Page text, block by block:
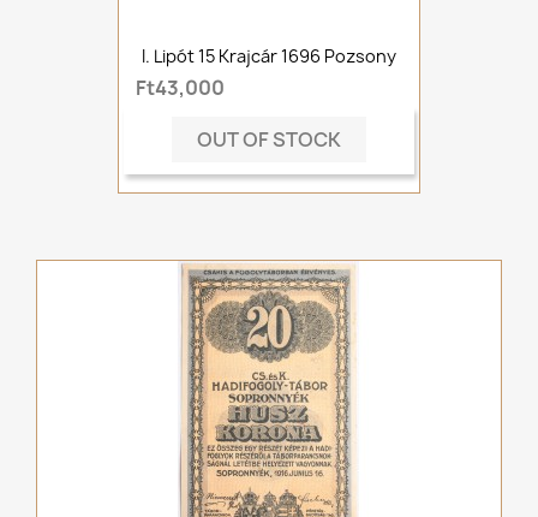
I. Lipót 15 Krajcár 1696 Pozsony
Ft43,000
OUT OF STOCK